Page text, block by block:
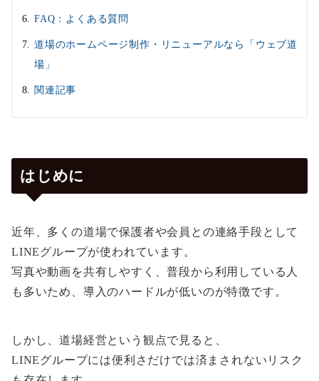
FAQ：よくある質問
道場のホームページ制作・リニューアルなら「ウェブ道
場」
関連記事
はじめに
近年、多くの道場で保護者や会員との連絡手段として
LINEグループが使われています。
写真や動画を共有しやすく、普段から利用している人
も多いため、導入のハードルが低いのが特徴です。
しかし、道場経営という観点で見ると、
LINEグループには便利さだけでは済まされないリスク